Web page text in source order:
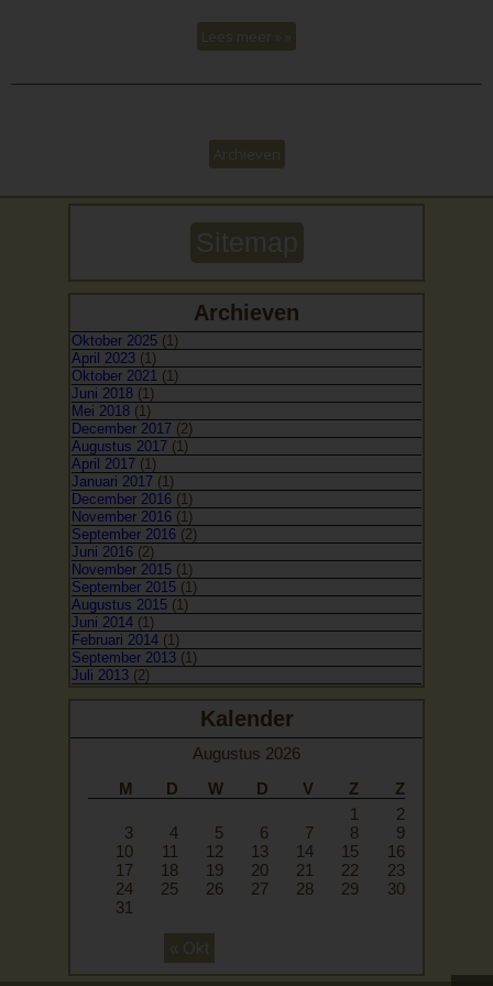
Lees meer » »
Archieven
Sitemap
Archieven
Oktober 2025 (1)
April 2023 (1)
Oktober 2021 (1)
Juni 2018 (1)
Mei 2018 (1)
December 2017 (2)
Augustus 2017 (1)
April 2017 (1)
Januari 2017 (1)
December 2016 (1)
November 2016 (1)
September 2016 (2)
Juni 2016 (2)
November 2015 (1)
September 2015 (1)
Augustus 2015 (1)
Juni 2014 (1)
Februari 2014 (1)
September 2013 (1)
Juli 2013 (2)
Kalender
Augustus 2026
M
D W D V Z
Z
1
2
3
4 5 6 7 8
9
10
11 12 13 14 15
16
17
18 19 20 21 22
23
24
25 26 27 28 29
30
31
« Okt